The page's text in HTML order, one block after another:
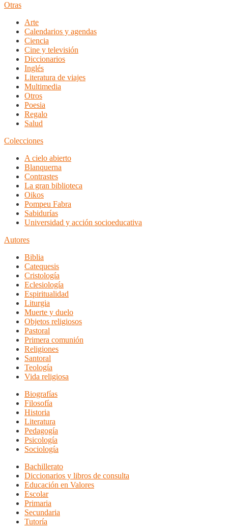
Otras
Arte
Calendarios y agendas
Ciencia
Cine y televisión
Diccionarios
Inglés
Literatura de viajes
Multimedia
Otros
Poesia
Regalo
Salud
Colecciones
A cielo abierto
Blanquerna
Contrastes
La gran biblioteca
Oikos
Pompeu Fabra
Sabidurías
Universidad y acción socioeducativa
Autores
Biblia
Catequesis
Cristología
Eclesiología
Espiritualidad
Liturgia
Muerte y duelo
Objetos religiosos
Pastoral
Primera comunión
Religiones
Santoral
Teología
Vida religiosa
Biografías
Filosofía
Historia
Literatura
Pedagogía
Psicología
Sociología
Bachillerato
Diccionarios y libros de consulta
Educación en Valores
Escolar
Primaria
Secundaria
Tutoría